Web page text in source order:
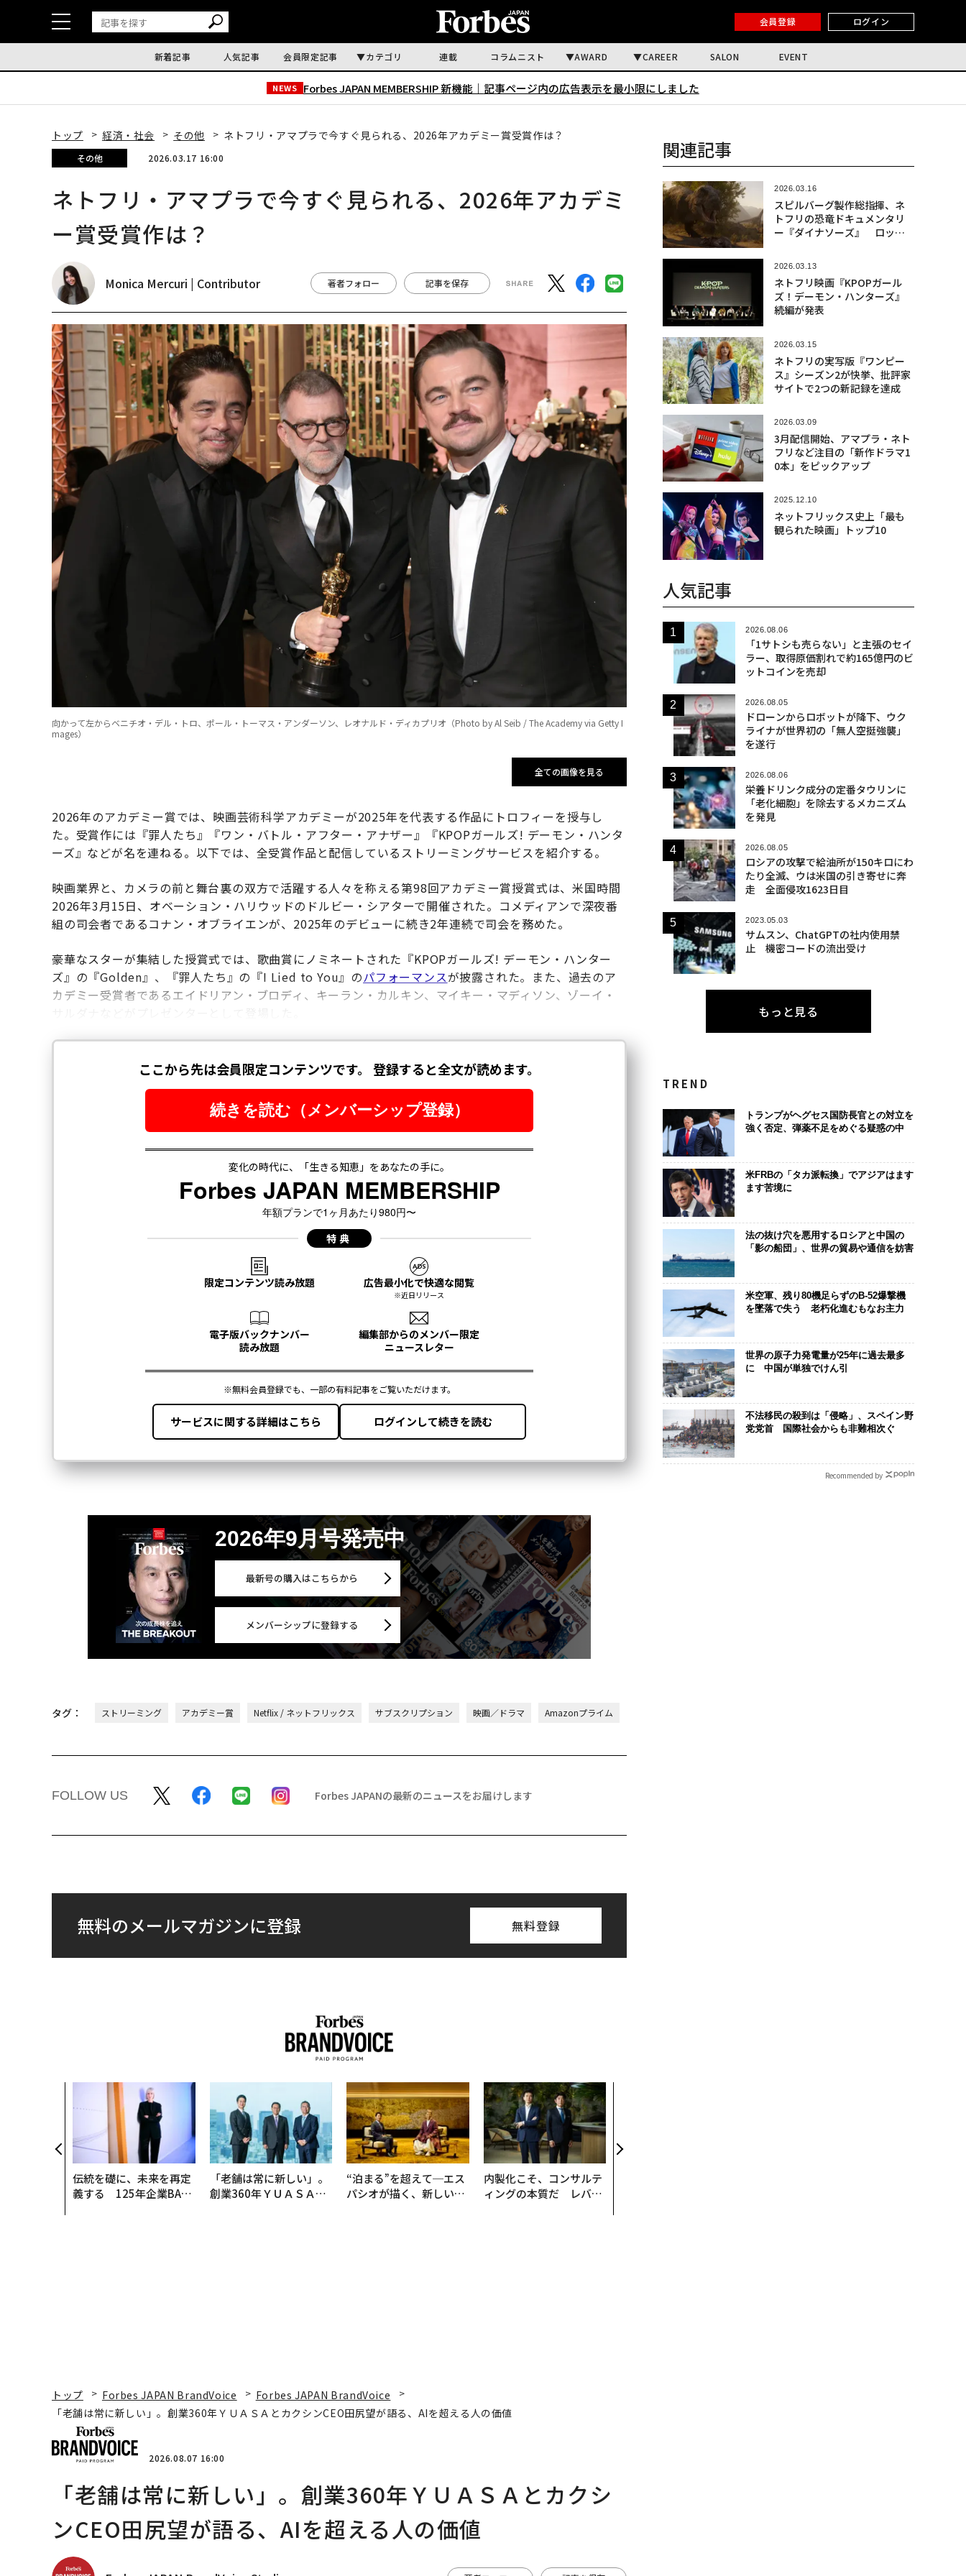
会員登録 ログイン
新着記事 人気記事 会員限定記事 カテゴリ 連載 コラムニスト AWARD CAREER SALON EVENT
NEWS Forbes JAPAN MEMBERSHIP 新機能｜ 記事ページ内の広告表示を最小限にしました
トップ 経済・社会 その他 ネトフリ・アマプラで今すぐ見られる、2026年アカデミー賞受賞作は？
その他 2026.03.17 16:00
ネトフリ・アマプラで今すぐ見られる、2026年アカデミ
ー賞受賞作は？
Monica Mercuri | Contributor 著者フォロー 記事を保存
向かって左からベニチオ・デル・トロ、ポール・トーマス・アンダーソン、レオナルド・ディカプリオ（Photo by Al Seib / The Academy via Getty I
mages）
全ての画像を見る
2026年のアカデミー賞では、映画芸術科学アカデミーが2025年を代表する作品にトロフィーを授与し
た。受賞作には『罪人たち』『ワン・バトル・アフター・アナザー』『KPOPガールズ! デーモン・ハンタ
ーズ』などが名を連ねる。以下では、全受賞作品と配信しているストリーミングサービスを紹介する。
映画業界と、カメラの前と舞台裏の双方で活躍する人々を称える第98回アカデミー賞授賞式は、米国時間
2026年3月15日、オベーション・ハリウッドのドルビー・シアターで開催された。コメディアンで深夜番
組の司会者であるコナン・オブライエンが、2025年のデビューに続き2年連続で司会を務めた。
豪華なスターが集結した授賞式では、歌曲賞にノミネートされた『KPOPガールズ! デーモン・ハンター
ズ』の『Golden』、『罪人たち』の『I Lied to You』のパフォーマンスが披露された。また、過去のア
カデミー受賞者であるエイドリアン・ブロディ、キーラン・カルキン、マイキー・マディソン、ゾーイ・
2026年9月号発売中
最新号の購入はこちらから
メンバーシップに登録する
タグ： ストリーミング アカデミー賞 Netflix / ネットフリックス サブスクリプション 映画／ドラマ Amazonプライム
FOLLOW US Forbes JAPANの最新のニュースをお届けします
無料のメールマガジンに登録 無料登録
伝統を礎に、未来を再定
義する 125年企業BAT
「老舗は常に新しい」。
創業360年ＹＵＡＳＡと
“泊まる”を超えて─エス
パシオが描く、新しい日
内製化こそ、コンサルテ
ィングの本質だ レバレ
関連記事
2026.03.16
スピルバーグ製作総指揮、ネ
トフリの恐竜ドキュメンタリ
ー『ダイナソーズ』 ロッテ
2026.03.13
ネトフリ映画『KPOPガール
ズ！デーモン・ハンターズ』
続編が発表
2026.03.15
ネトフリの実写版『ワンピー
ス』シーズン2が快挙、批評家
サイトで2つの新記録を達成
2026.03.09
3月配信開始、アマプラ・ネト
フリなど注目の「新作ドラマ1
0本」をピックアップ
2025.12.10
ネットフリックス史上「最も
観られた映画」トップ10
人気記事
2026.08.06
「1サトシも売らない」と主張のセイ
ラー、取得原価割れで約165億円のビ
ットコインを売却
2026.08.05
ドローンからロボットが降下、ウク
ライナが世界初の「無人空挺強襲」
を遂行
2026.08.06
栄養ドリンク成分の定番タウリンに
「老化細胞」を除去するメカニズム
を発見
2026.08.05
ロシアの攻撃で給油所が150キロにわ
たり全滅、ウは米国の引き寄せに奔
走 全面侵攻1623日目
2023.05.03
サムスン、ChatGPTの社内使用禁
止 機密コードの流出受け
もっと見る
TREND
トランプがヘグセス国防長官との対立を
強く否定、弾薬不足をめぐる疑惑の中
米FRBの「タカ派転換」でアジアはます
ます苦境に
法の抜け穴を悪用するロシアと中国の
「影の船団」、世界の貿易や通信を妨害
米空軍、残り80機足らずのB-52爆撃機
を墜落で失う 老朽化進むもなお主力
世界の原子力発電量が25年に過去最多
に 中国が単独でけん引
不法移民の殺到は「侵略」、スペイン野
党党首 国際社会からも非難相次ぐ
Recommended by
トップ Forbes JAPAN BrandVoice
Forbes JAPAN BrandVoice
「老舗は常に新しい」。創業360年ＹＵＡＳＡとカクシンCEO田尻望が語る、AIを超える人の価値
2026.08.07 16:00
「老舗は常に新しい」。創業360年ＹＵＡＳＡとカクシ
ンCEO田尻望が語る、AIを超える人の価値